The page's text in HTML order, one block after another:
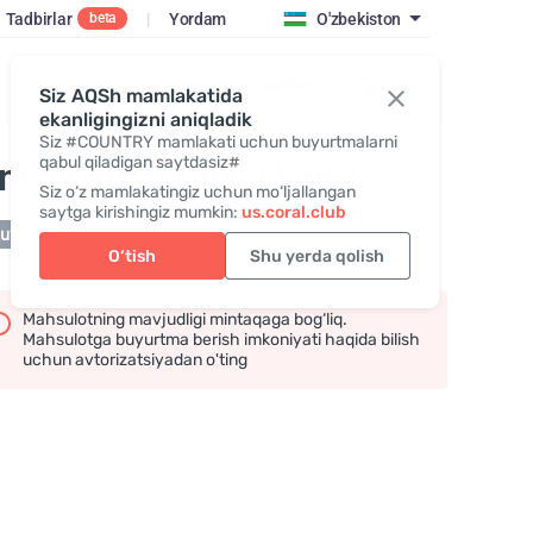
Siz AQSh mamlakatida
ekanligingizni aniqladik
Siz #COUNTRY mamlakati uchun buyurtmalarni
qabul qiladigan saytdasiz#
Siz o‘z mamlakatingiz uchun mo‘ljallangan
saytga kirishingiz mumkin: us.coral.club
O‘tish Shu yerda qolish
Tadbirlar beta | Yordam O'zbekiston
Kirish / Qo‘shilish
Methionine 15 mg
mavjud emas
Mahsulotning mavjudligi mintaqaga bog‘liq.
Mahsulotga buyurtma berish imkoniyati haqida bilish
uchun avtorizatsiyadan o'ting